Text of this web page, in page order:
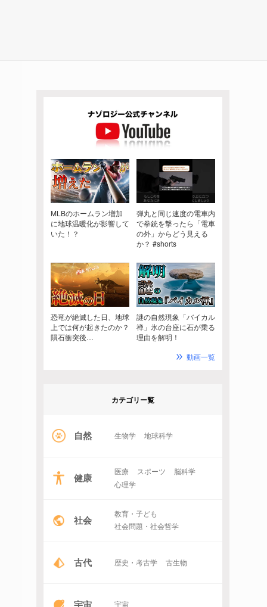
MLBのホームラン増加
に地球温暖化が影響して
いた！？
弾丸と同じ速度の電車内
で拳銃を撃ったら「電車
の外」からどう見える
か？ #shorts
恐竜が絶滅した日、地球
上では何が起きたのか？
隕石衝突後…
謎の自然現象「バイカル
禅」氷の台座に石が乗る
理由を解明！
動画一覧
カテゴリー覧
自然 生物学 地球科学
健康 医療 スポーツ
脳科学
心理学
社会
教育・子ども
社会問題・社会哲学
古代 歴史・考古学 古生物
宇宙 宇宙